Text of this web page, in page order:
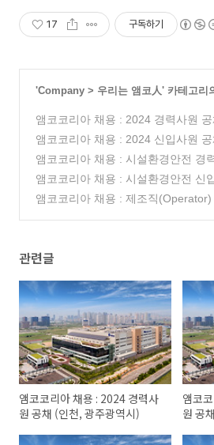
17 구독하기
'Company > 우리는 앰코人' 카테고리
앰코코리아 채용 : 2024 경력사원 공
천, 광주광역시)
(0)
앰코코리아 채용 : 2024 신입사원 공
천, 광주광역시)
(0)
앰코코리아 채용 : 시설환경안전 경
집 (인천 부평/송도, 광주광역시)
(0)
앰코코리아 채용 : 시설환경안전 신
집 (인천 송도, 광주광역시)
(0)
앰코코리아 채용 : 제조직(Operator)
관련글
앰코코리아 채용 : 2024 경력사
원 공채 (인천, 광주광역시)
앰코
원 공